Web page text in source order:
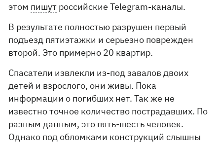
этом пишут российские Telegram-каналы.
В результате полностью разрушен первый
подъезд пятиэтажки и серьезно поврежден
второй. Это примерно 20 квартир.
Спасатели извлекли из-под завалов двоих
детей и взрослого, они живы. Пока
информации о погибших нет. Так же не
известно точное количество пострадавших. По
разным данным, это пять-шесть человек.
Однако под обломками конструкций слышны